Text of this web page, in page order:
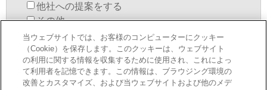
他社への提案をする
その他
ご所属の組織をお聞かせください
当ウェブサイトでは、お客様のコンピューターにクッキー
（Cookie）を保存します。このクッキーは、ウェブサイト
の利用に関する情報を収集するために使用され、これによっ
て利用者を記憶できます。この情報は、ブラウジング環境の
改善とカスタマイズ、および当ウェブサイトおよび他のメデ